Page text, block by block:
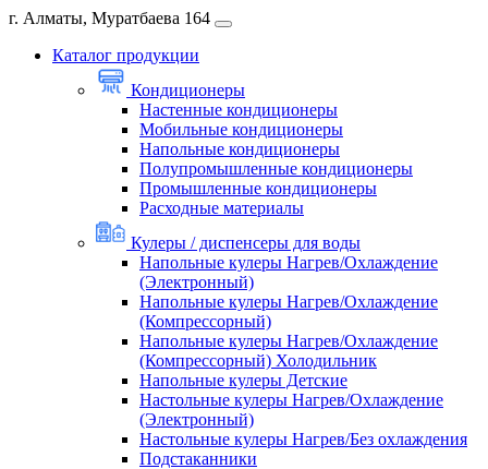
г. Алматы, Муратбаева 164
Каталог продукции
Кондиционеры
Настенные кондиционеры
Мобильные кондиционеры
Напольные кондиционеры
Полупромышленные кондиционеры
Промышленные кондиционеры
Расходные материалы
Кулеры / диспенсеры для воды
Напольные кулеры Нагрев/Охлаждение
(Электронный)
Напольные кулеры Нагрев/Охлаждение
(Компрессорный)
Напольные кулеры Нагрев/Охлаждение
(Компрессорный) Холодильник
Напольные кулеры Детские
Настольные кулеры Нагрев/Охлаждение
(Электронный)
Настольные кулеры Нагрев/Без охлаждения
Подстаканники